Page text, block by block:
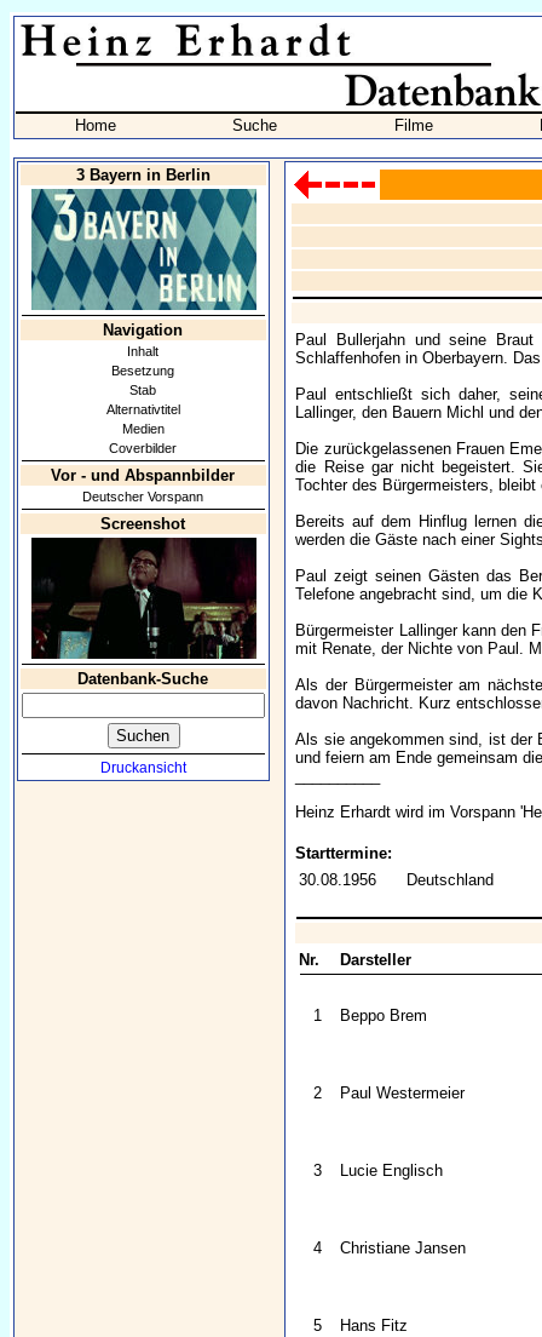
Home Suche Filme
3 Bayern in Berlin
Navigation
Inhalt
Besetzung
Stab
Alternativtitel
Medien
Coverbilder
Vor - und Abspannbilder
Deutscher Vorspann
Screenshot
Datenbank-Suche
Druckansicht
Paul Bullerjahn und seine
Schlaffenhofen in Oberbayern.
Paul entschließt sich daher,
Lallinger, den Bauern Michl und
Die zurückgelassenen Frauen
die Reise gar nicht begeistert.
Tochter des Bürgermeisters, bleibt
Bereits auf dem Hinflug lernen
werden die Gäste nach einer
Paul zeigt seinen Gästen das
Telefone angebracht sind, um die
Bürgermeister Lallinger kann den
mit Renate, der Nichte von Paul.
Als der Bürgermeister am
davon Nachricht. Kurz
Als sie angekommen sind, ist der
und feiern am Ende gemeinsam
Heinz Erhardt wird im Vorspann
Starttermine:
30.08.1956
Deutschland
Nr. Darsteller
1 Beppo Brem
2 Paul Westermeier
3 Lucie Englisch
4 Christiane Jansen
5 Hans Fitz